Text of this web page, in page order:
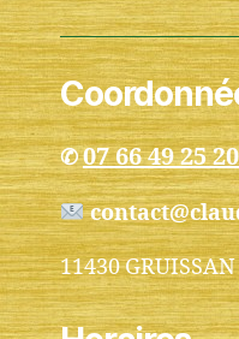
✆07 66 49 25 20
11430 GRUISSAN